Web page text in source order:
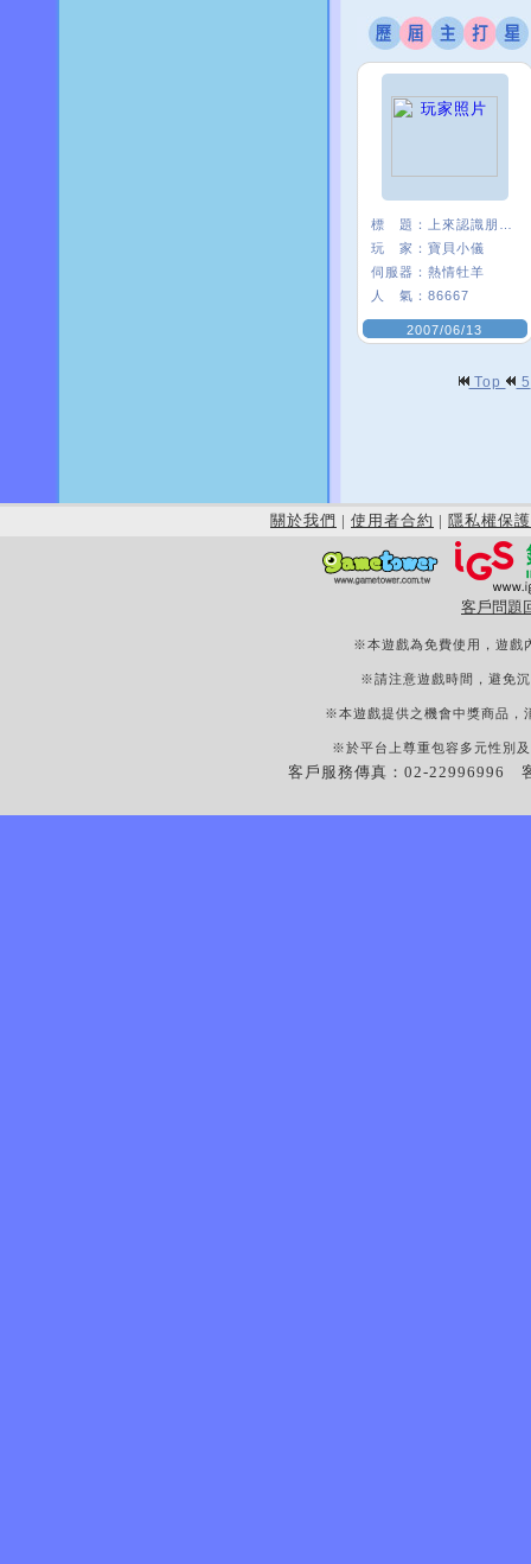
標 題：
玩 家： 寶貝小儀
伺服器： 熱情牡羊
人 氣： 86667
2007/06/13
Top 5
關於我們 | 使用者合約 | 隱私權保護
客戶問題
※本遊戲為免費使用，遊戲
※請注意遊戲時間，避免
※本遊戲提供之機會中獎商品，
※於平台上尊重包容多元性別
客戶服務傳真：02-22996996